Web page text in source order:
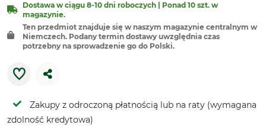
Dostawa w ciągu 8-10 dni roboczych | Ponad 10 szt. w
magazynie.
Ten przedmiot znajduje się w naszym magazynie centralnym w
Niemczech. Podany termin dostawy uwzględnia czas
potrzebny na sprowadzenie go do Polski.
Zakupy z odroczoną płatnością lub na raty (wymagana
zdolność kredytowa)